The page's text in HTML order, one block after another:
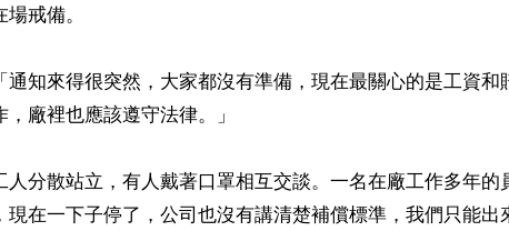
戒備。
通知來得很突然，大家都沒有準備，現在最關心的是工資和
廠裡也應該遵守法律。」
人分散站立，有人戴著口罩相互交談。一名在廠工作多年的
在一下子停了，公司也沒有講清楚補償標準，我們只能出